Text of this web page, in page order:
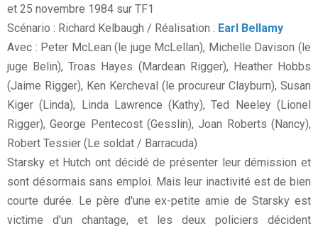
et 25 novembre 1984 sur TF1
Scénario : Richard Kelbaugh / Réalisation : Earl Bellamy
Avec : Peter McLean (le juge McLellan), Michelle Davison (le
juge Belin), Troas Hayes (Mardean Rigger), Heather Hobbs
(Jaime Rigger), Ken Kercheval (le procureur Clayburn), Susan
Kiger (Linda), Linda Lawrence (Kathy), Ted Neeley (Lionel
Rigger), George Pentecost (Gesslin), Joan Roberts (Nancy),
Robert Tessier (Le soldat / Barracuda)
Starsky et Hutch ont décidé de présenter leur démission et
sont désormais sans emploi. Mais leur inactivité est de bien
courte durée. Le père d'une ex-petite amie de Starsky est
victime d'un chantage, et les deux policiers décident